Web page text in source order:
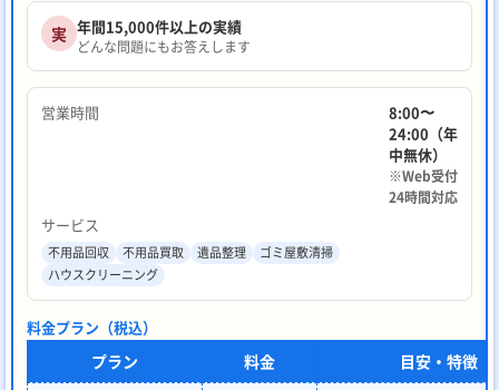
実 年間15,000件以上の実績
どんな問題にもお答えします
営業時間
8:00〜
24:00（年
中無休）
※Web受付
24時間対応
サービス
不用品回収 不用品買取 遺品整理
ゴミ屋敷清掃
ハウスクリーニング
料金プラン（税込）
プラン 料金
目安・特徴